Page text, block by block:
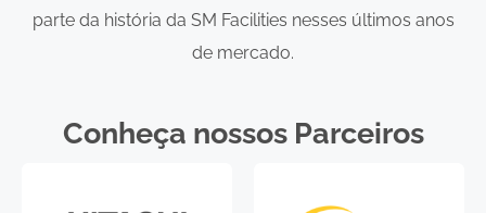
parte da história da SM Facilities nesses últimos anos
de mercado.
Conheça nossos Parceiros